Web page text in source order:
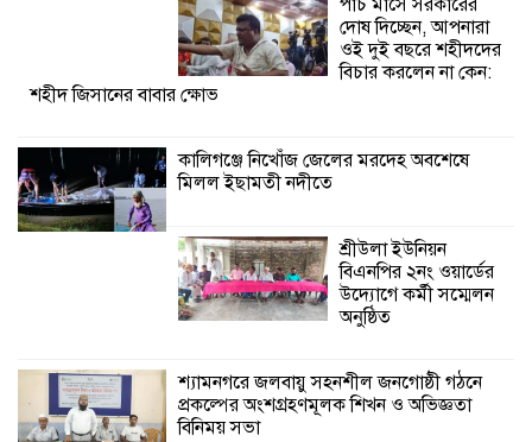
অনুষ্ঠিত
শ্যামনগরে জলবায়ু সহনশীল জনগোষ্ঠী গঠনে
প্রকল্পের অংশগ্রহণমূলক শিখন ও অভিজ্ঞতা
শ্যামনগরে বনবিভাগ ও সিএমসির সাথে
পাঁচ মাসে সরকারের
দোষ দিচ্ছেন, আপনারা
ওই দুই বছরে শহীদদের
বিচার করলেন না কেন:
শহীদ জিসানের বাবার ক্ষোভ
কালিগঞ্জে নিখোঁজ জেলের মরদেহ অবশেষে
মিলল ইছামতী নদীতে
শ্রীউলা ইউনিয়ন
বিএনপির ২নং ওয়ার্ডের
উদ্যোগে কর্মী সম্মেলন
অনুষ্ঠিত
শ্যামনগরে জলবায়ু সহনশীল জনগোষ্ঠী গঠনে
প্রকল্পের অংশগ্রহণমূলক শিখন ও অভিজ্ঞতা
বিনিময় সভা